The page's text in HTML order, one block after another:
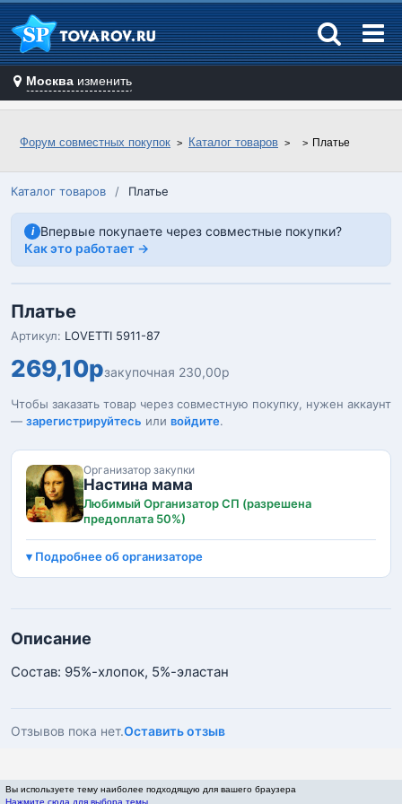
Москва изменить
Форум совместных покупок Каталог товаров Платье
Каталог товаров / Платье
i Впервые покупаете через совместные покупки?
Как это работает →
Платье
Артикул: LOVETTI 5911-87
269,10рзакупочная 230,00р
Чтобы заказать товар через совместную покупку, нужен аккаунт
— зарегистрируйтесь или войдите.
Организатор закупки
Настина мама
Любимый Организатор СП (разрешена
предоплата 50%)
Подробнее об организаторе
Описание
Состав: 95%-хлопок, 5%-эластан
Отзывов пока нет.Оставить отзыв
Вы используете тему наиболее подходящую для вашего браузера
Нажмите сюда для выбора темы